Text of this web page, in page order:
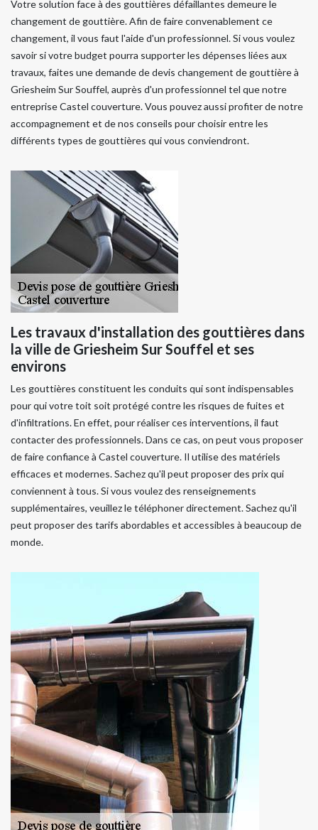
Votre solution face à des gouttières défaillantes demeure le
changement de gouttière. Afin de faire convenablement ce
changement, il vous faut l'aide d'un professionnel. Si vous voulez
savoir si votre budget pourra supporter les dépenses liées aux
travaux, faites une demande de devis changement de gouttière à
Griesheim Sur Souffel, auprès d'un professionnel tel que notre
entreprise Castel couverture. Vous pouvez aussi profiter de notre
accompagnement et de nos conseils pour choisir entre les
différents types de gouttières qui vous conviendront.
Les travaux d'installation des gouttières dans
la ville de Griesheim Sur Souffel et ses
environs
Les gouttières constituent les conduits qui sont indispensables
pour qui votre toit soit protégé contre les risques de fuites et
d'infiltrations. En effet, pour réaliser ces interventions, il faut
contacter des professionnels. Dans ce cas, on peut vous proposer
de faire confiance à Castel couverture. Il utilise des matériels
efficaces et modernes. Sachez qu'il peut proposer des prix qui
conviennent à tous. Si vous voulez des renseignements
supplémentaires, veuillez le téléphoner directement. Sachez qu'il
peut proposer des tarifs abordables et accessibles à beaucoup de
monde.